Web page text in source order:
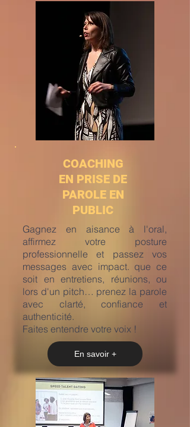
COACHING
EN PRISE DE
PAROLE EN
PUBLIC
Gagnez en aisance à l'oral,
affirmez votre posture
professionnelle et passez vos
messages avec impact. que ce
soit en entretiens, réunions, ou
lors d'un pitch… prenez la parole
avec clarté, confiance et
authenticité.
Faites entendre votre voix !
En savoir +